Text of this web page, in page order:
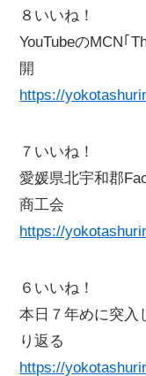
８いいね！
YouTubeのMCN｢
開
https://
７いいね！
愛媛県北宇和郡
商工会
https://
６いいね！
本日７年めに突入
り返る
https://